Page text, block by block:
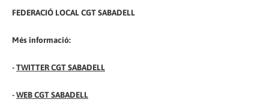
FEDERACIÓ LOCAL CGT SABADELL
Més informació:
-TWITTER CGT SABADELL
-WEB CGT SABADELL